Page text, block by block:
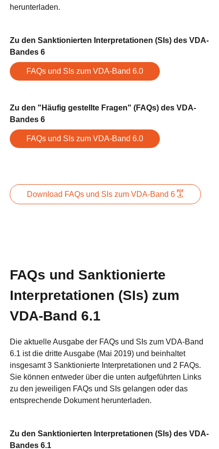
herunterladen.
Zu den Sanktionierten Interpretationen (SIs) des VDA-
Bandes 6
FAQs und SIs zum VDA-Band 6.0
Zu den "Häufig gestellte Fragen" (FAQs) des VDA-
Bandes 6
FAQs und SIs zum VDA-Band 6.0
Download FAQs und SIs zum VDA-Band 6
FAQs und Sanktionierte
Interpretationen (SIs) zum
VDA-Band 6.1
Die aktuelle Ausgabe der FAQs und SIs zum VDA-Band
6.1 ist die dritte Ausgabe (Mai 2019) und beinhaltet
insgesamt 3 Sanktionierte Interpretationen und 2 FAQs.
Sie können entweder über die unten aufgeführten Links
zu den jeweiligen FAQs und SIs gelangen oder das
entsprechende Dokument herunterladen.
Zu den Sanktionierten Interpretationen (SIs) des VDA-
Bandes 6.1